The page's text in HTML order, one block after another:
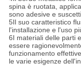
spina è ruotata,
sono adesive e
5Il suo caratteristico
l'installazione e l'uso
6I materiali delle parti
essere
funzionamento
le varie esigenze